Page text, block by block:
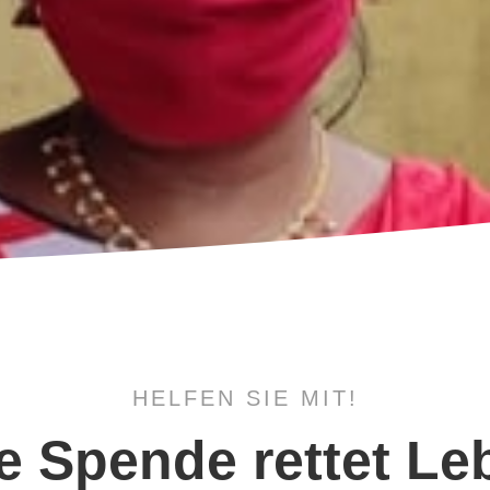
HELFEN SIE MIT!
Spende rettet